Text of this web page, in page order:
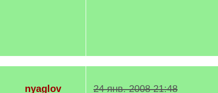
nyaglov
24 янв. 2008 21:48